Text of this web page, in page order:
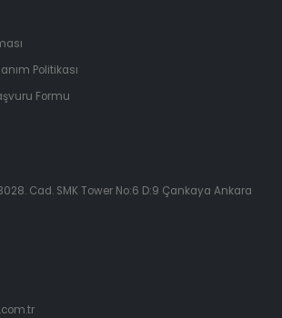
Politikası
Formu
Cad. SMK Tower No:6 D:9 Çankaya Ankara